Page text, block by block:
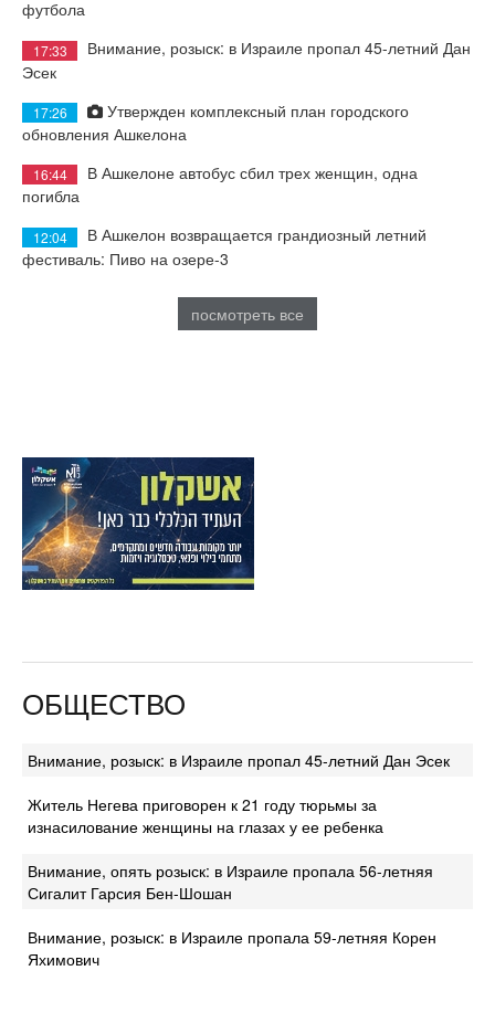
футбола
17:33
Внимание, розыск: в Израиле пропал 45-летний Дан
Эсек
17:26
Утвержден комплексный план городского
обновления Ашкелона
16:44
В Ашкелоне автобус сбил трех женщин, одна
погибла
12:04
В Ашкелон возвращается грандиозный летний
фестиваль: Пиво на озере-3
посмотреть все
ОБЩЕСТВО
Внимание, розыск: в Израиле пропал 45-летний Дан Эсек
Житель Негева приговорен к 21 году тюрьмы за
изнасилование женщины на глазах у ее ребенка
Внимание, опять розыск: в Израиле пропала 56-летняя
Сигалит Гарсия Бен-Шошан
Внимание, розыск: в Израиле пропала 59-летняя Корен
Яхимович